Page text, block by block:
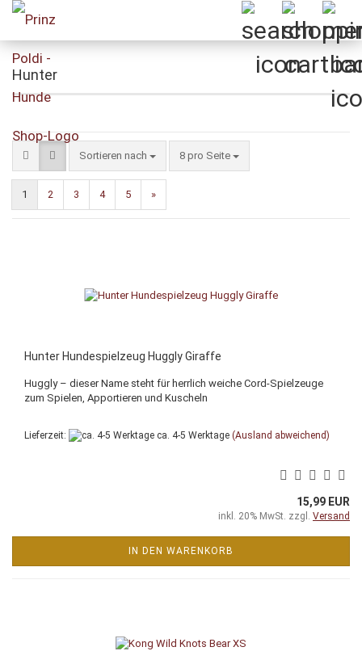
Hunter
Sortieren nach
Sortieren nach 8 pro Seite
pro Seite
1 2 3 4 5 »
Hunter Hundespielzeug Huggly Giraffe
Huggly – dieser Name steht für herrlich weiche Cord-Spielzeuge
zum Spielen, Apportieren und Kuscheln
Lieferzeit: ca. 4-5 Werktage (Ausland abweichend)
15,99 EUR
inkl. 20% MwSt. zzgl. Versand
IN DEN WARENKORB